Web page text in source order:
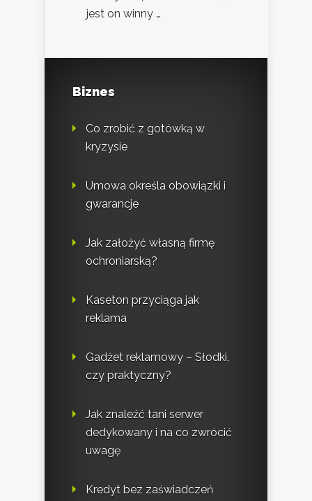
jest on winny …
Biznes
Co zrobić z gotówką w
kryzysie
Umowa określa obowiązki i
gwarancje
Jak założyć własną firmę
ochroniarską?
Kaseton przyciąga jak
reklama
Gadżet reklamowy – Słodki,
czy praktyczny?
Jak znaleźć tani serwer
dedykowany i na co zwrócić
uwagę
Kredyt bez zaświadczeń